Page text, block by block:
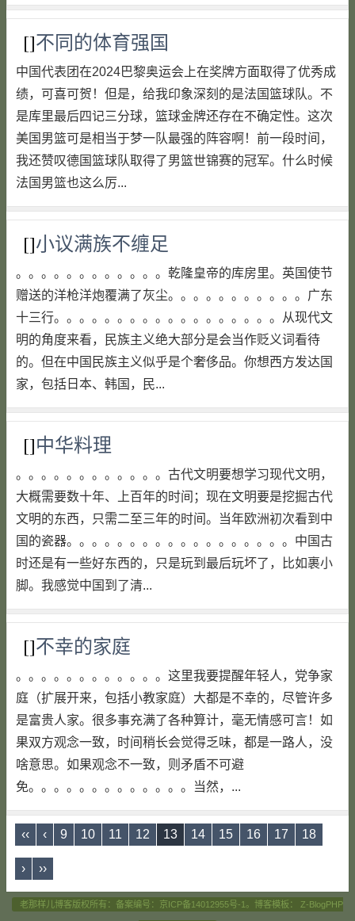
[]不同的体育强国
中国代表团在2024巴黎奥运会上在奖牌方面取得了优秀成
绩，可喜可贺！但是，给我印象深刻的是法国篮球队。不
是库里最后四记三分球，篮球金牌还存在不确定性。这次
美国男篮可是相当于梦一队最强的阵容啊！前一段时间，
我还赞叹德国篮球队取得了男篮世锦赛的冠军。什么时候
法国男篮也这么厉...
[]小议满族不缠足
。。。。。。。。。。。。乾隆皇帝的库房里。英国使节
赠送的洋枪洋炮覆满了灰尘。。。。。。。。。。。广东
十三行。。。。。。。。。。。。。。。。。。从现代文
明的角度来看，民族主义绝大部分是会当作贬义词看待
的。但在中国民族主义似乎是个奢侈品。你想西方发达国
家，包括日本、韩国，民...
[]中华料理
。。。。。。。。。。。。古代文明要想学习现代文明，
大概需要数十年、上百年的时间；现在文明要是挖掘古代
文明的东西，只需二至三年的时间。当年欧洲初次看到中
国的瓷器。。。。。。。。。。。。。。。。。。中国古
时还是有一些好东西的，只是玩到最后玩坏了，比如裹小
脚。我感觉中国到了清...
[]不幸的家庭
。。。。。。。。。。。。这里我要提醒年轻人，党争家
庭（扩展开来，包括小教家庭）大都是不幸的，尽管许多
是富贵人家。很多事充满了各种算计，毫无情感可言！如
果双方观念一致，时间稍长会觉得乏味，都是一路人，没
啥意思。如果观念不一致，则矛盾不可避
免。。。。。。。。。。。。。当然，...
‹‹ ‹ 9 10 11 12 13 14 15 16 17 18
› ››
老那样儿博客版权所有：备案编号： 京ICP备14012955号-1 。博客模板： Z-BlogPHP